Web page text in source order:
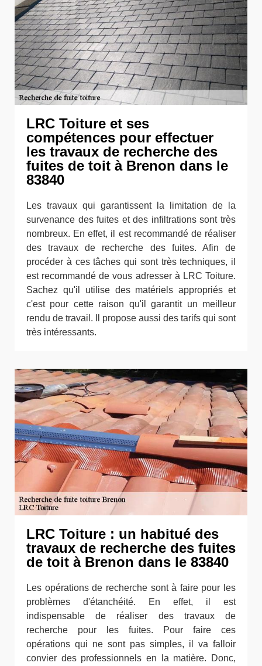
LRC Toiture et ses
compétences pour effectuer
les travaux de recherche des
fuites de toit à Brenon dans le
83840
Les travaux qui garantissent la limitation de la
survenance des fuites et des infiltrations sont très
nombreux. En effet, il est recommandé de réaliser
des travaux de recherche des fuites. Afin de
procéder à ces tâches qui sont très techniques, il
est recommandé de vous adresser à LRC Toiture.
Sachez qu'il utilise des matériels appropriés et
c'est pour cette raison qu'il garantit un meilleur
rendu de travail. Il propose aussi des tarifs qui sont
très intéressants.
LRC Toiture : un habitué des
travaux de recherche des fuites
de toit à Brenon dans le 83840
Les opérations de recherche sont à faire pour les
problèmes d'étanchéité. En effet, il est
indispensable de réaliser des travaux de
recherche pour les fuites. Pour faire ces
opérations qui ne sont pas simples, il va falloir
convier des professionnels en la matière. Donc,